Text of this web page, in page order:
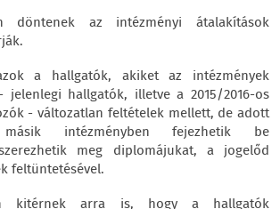
döntenek az intézményi átalakítások
a hallgatók, akiket az intézmények
hallgatók, illetve a 2015/2016-os
- változatlan feltételek mellett, de adott
intézményben fejezhetik be
meg diplomájukat, a jogelőd
feltüntetésével.
kitérnek arra is, hogy a hallgatók